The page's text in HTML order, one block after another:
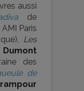
aussi
de
Paris
Les
Dumont
des
de